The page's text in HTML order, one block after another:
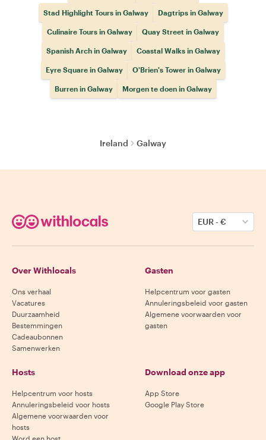
Stad Highlight Tours in Galway Dagtrips in Galway
Culinaire Tours in Galway Quay Street in Galway
Spanish Arch in Galway Coastal Walks in Galway
Eyre Square in Galway O'Brien's Tower in Galway
Burren in Galway Morgen te doen in Galway
Ireland Galway
EUR-€
Over Withlocals
Ons verhaal
Vacatures
Duurzaamheid
Bestemmingen
Cadeaubonnen
Samenwerken
Gasten
Helpcentrum voor gasten
Annuleringsbeleid voor gasten
Algemene voorwaarden voor
gasten
Hosts
Helpcentrum voor hosts
Annuleringsbeleid voor hosts
Algemene voorwaarden voor
hosts
Word een host
Download onze app
App Store
Google Play Store